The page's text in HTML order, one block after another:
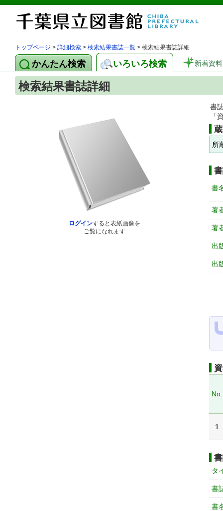
トップページ > 詳細検索 > 検索結果書誌一覧 > 検索結果書誌詳細
かんたん検索 いろいろ検索 新着資料
検索結果書誌詳細
ログインすると表紙画像を
ご覧になれます
書
「
所
書
著
著
出
出
No.
1
タ
書
書